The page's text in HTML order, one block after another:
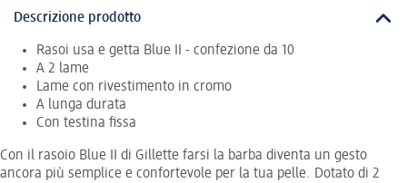
Descrizione prodotto
Rasoi usa e getta Blue II - confezione da 10
A 2 lame
Lame con rivestimento in cromo
A lunga durata
Con testina fissa
Con il rasoio Blue II di Gillette farsi la barba diventa un gesto
ancora più semplice e confortevole per la tua pelle. Dotato di 2